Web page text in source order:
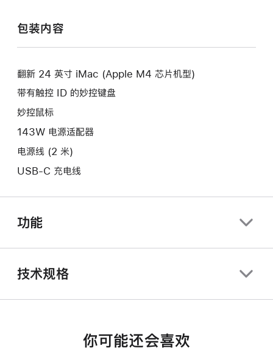
口。
新
窗
包装内容
翻新 24 英寸 iMac (Apple M4 芯片机型)
带有触控 ID 的妙控键盘
妙控鼠标
143W 电源适配器
电源线 (2 米)
USB-C 充电线
功能
技术规格
你可能还会喜欢